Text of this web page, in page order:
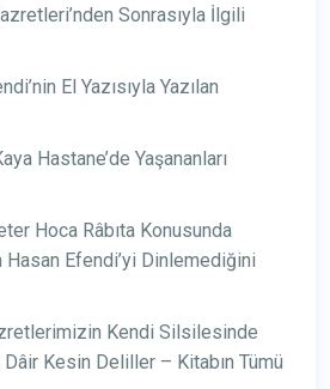
Sonrasıyla İlgili
El Yazısıyla Yazılan
Hastane’de Yaşananları
Hoca Râbıta Konusunda
Efendi’yi Dinlemediğini
Kendi Silsilesinde
Kesin Deliller – Kitabın Tümü